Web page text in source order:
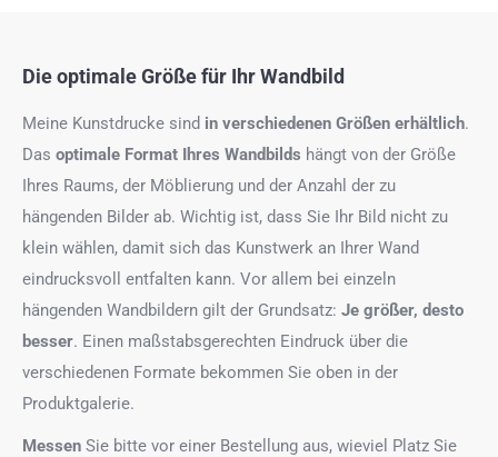
Die optimale Größe für Ihr Wandbild
Meine Kunstdrucke sind in verschiedenen Größen erhältlich.
Das optimale Format Ihres Wandbilds hängt von der Größe
Ihres Raums, der Möblierung und der Anzahl der zu
hängenden Bilder ab. Wichtig ist, dass Sie Ihr Bild nicht zu
klein wählen, damit sich das Kunstwerk an Ihrer Wand
eindrucksvoll entfalten kann. Vor allem bei einzeln
hängenden Wandbildern gilt der Grundsatz: Je größer, desto
besser. Einen maßstabsgerechten Eindruck über die
verschiedenen Formate bekommen Sie oben in der
Produktgalerie.
Messen Sie bitte vor einer Bestellung aus, wieviel Platz Sie